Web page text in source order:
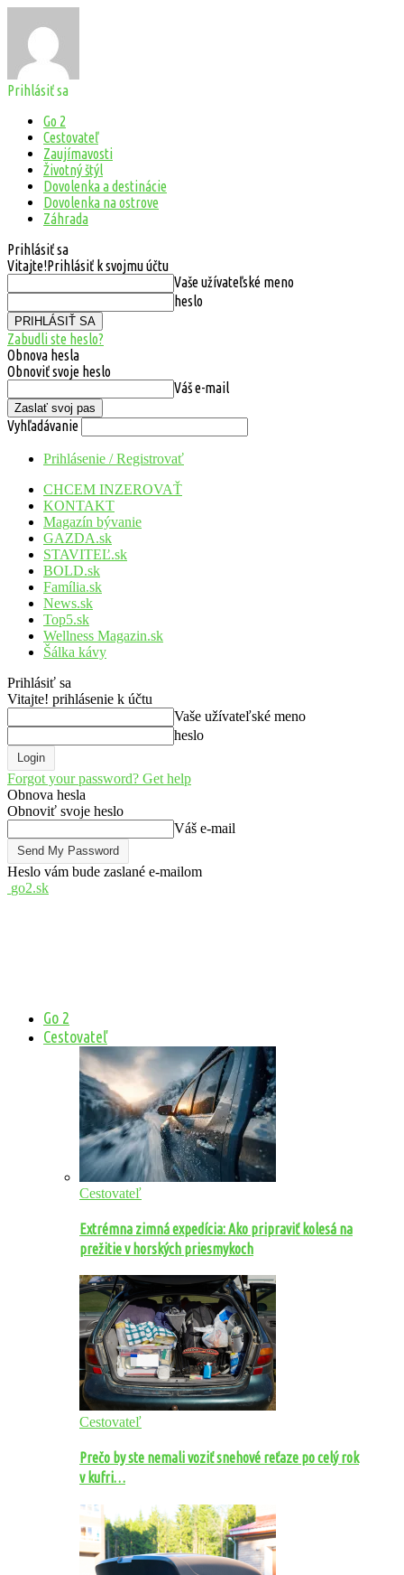
Prihlásiť sa
Go 2
Cestovateľ
Zaujímavosti
Životný štýl
Dovolenka a destinácie
Dovolenka na ostrove
Záhrada
Prihlásiť sa
Vitajte!Prihlásiť k svojmu účtu
Vaše užívateľské meno
heslo
Zabudli ste heslo?
Obnova hesla
Obnoviť svoje heslo
Váš e-mail
Vyhľadávanie
Prihlásenie / Registrovať
CHCEM INZEROVAŤ
KONTAKT
Magazín bývanie
GAZDA.sk
STAVITEĽ.sk
BOLD.sk
Família.sk
News.sk
Top5.sk
Wellness Magazin.sk
Šálka kávy
Prihlásiť sa
Vitajte! prihlásenie k účtu
Vaše užívateľské meno
heslo
Forgot your password? Get help
Obnova hesla
Obnoviť svoje heslo
Váš e-mail
Heslo vám bude zaslané e-mailom
go2.sk
Go 2
Cestovateľ
Cestovateľ
Extrémna zimná expedícia: Ako pripraviť kolesá na
prežitie v horských priesmykoch
Cestovateľ
Prečo by ste nemali voziť snehové reťaze po celý rok
v kufri…